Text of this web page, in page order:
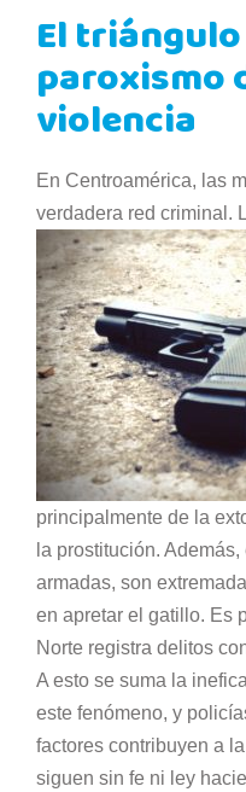
El
paroxismo
violencia
En Centroamérica, las
verdadera red criminal.
principalmente de la
la prostitución.
armadas, son
en apretar el gatillo. Es
Norte registra delitos
A esto se suma la
este fenómeno, y
factores contribuyen a
siguen sin fe ni ley